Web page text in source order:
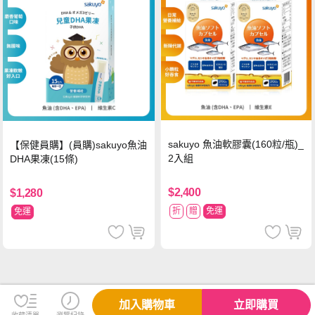
【保健員購】(員購)sakuyo魚油
DHA果凍(15條)
$1,280
免運
sakuyo 魚油軟膠囊(160粒/瓶)_
2入組
$2,400
折 贈 免運
加入購物車 立即購買